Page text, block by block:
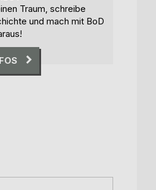
Traum, schreibe
und mach mit BoD